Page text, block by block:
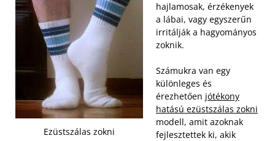
Ezüstszálas zokni
hajlamosak, érzékenyek
a lábai, vagy egyszerűn
irritálják a hagyományos
zoknik.
Számukra van egy
különleges és
érezhetően jótékony
hatású ezüstszálas zokni
modell, amit azoknak
fejlesztettek ki, akik